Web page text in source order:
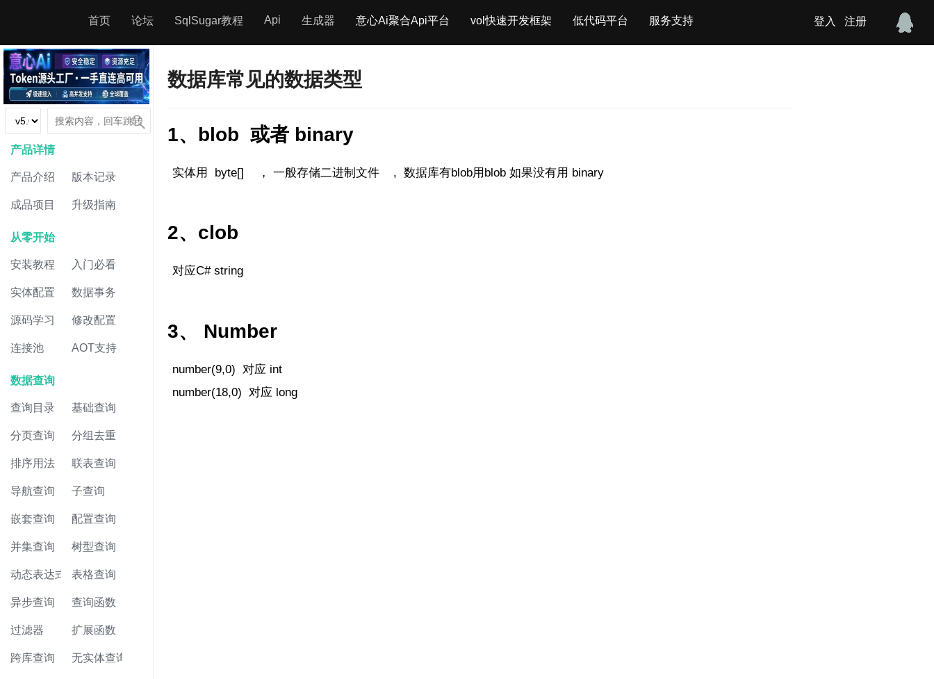
首页 论坛 SqlSugar教程 Api 生成器 意心Ai聚合Api平台 vol快速开发框架 低代码平台 服务支持 登入 注册
产品详情
产品介绍 版本记录
成品项目 升级指南
从零开始
安装教程 入门必看
实体配置 数据事务
源码学习 修改配置
连接池 AOT支持
数据查询
查询目录 基础查询
分页查询 分组去重
排序用法 联表查询
导航查询 子查询
嵌套查询 配置查询
并集查询 树型查询
动态表达式 表格查询
异步查询 查询函数
过滤器 扩展函数
跨库查询 无实体查询
数据库常见的数据类型
1、blob 或者 binary
实体用 byte[] ， 一般存储二进制文件 , 数据库有blob用blob 如果没有用 binary
2、clob
对应C# string
3、 Number
number(9,0) 对应 int
number(18,0) 对应 long